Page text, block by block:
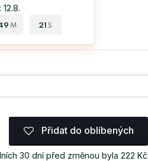
M 20S
Přidat do oblíbených
30 dní před změnou byla 222 Kč